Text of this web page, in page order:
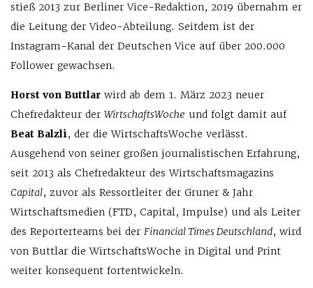
stieß 2013 zur Berliner Vice-Redaktion, 2019 übernahm er
die Leitung der Video-Abteilung. Seitdem ist der
Instagram-Kanal der Deutschen Vice auf über 200.000
Follower gewachsen.
Horst von Buttlar wird ab dem 1. März 2023 neuer
Chefredakteur der WirtschaftsWoche und folgt damit auf
Beat Balzli, der die WirtschaftsWoche verlässt.
Ausgehend von seiner großen journalistischen Erfahrung,
seit 2013 als Chefredakteur des Wirtschaftsmagazins
Capital, zuvor als Ressortleiter der Gruner & Jahr
Wirtschaftsmedien (FTD, Capital, Impulse) und als Leiter
des Reporterteams bei der Financial Times Deutschland, wird
von Buttlar die WirtschaftsWoche in Digital und Print
weiter konsequent fortentwickeln.